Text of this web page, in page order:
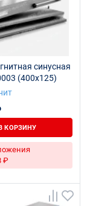
синусная
(400х125)
КОРЗИНУ
₽